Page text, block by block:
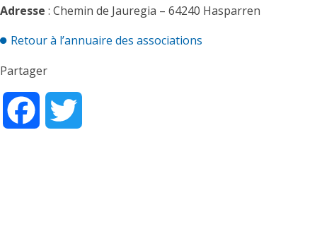
Adresse : Chemin de Jauregia – 64240 Hasparren
Retour à l’annuaire des associations
Partager
Facebook